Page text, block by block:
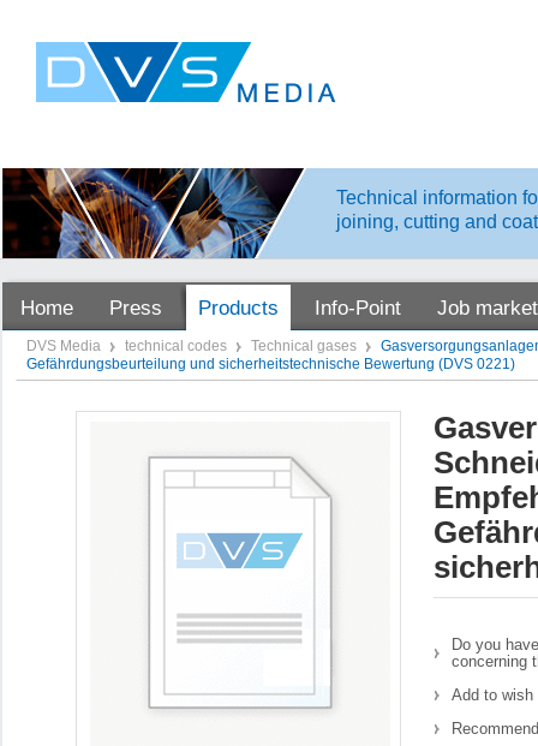
Technical information
joining, cutting and
Home Press Products Info-Point Job market
DVS Media technical codes Technical gases
Gefährdungsbeurteilung und sicherheitstechnische Bewertung (DVS 0221)
Do you
concerning
Add to wish